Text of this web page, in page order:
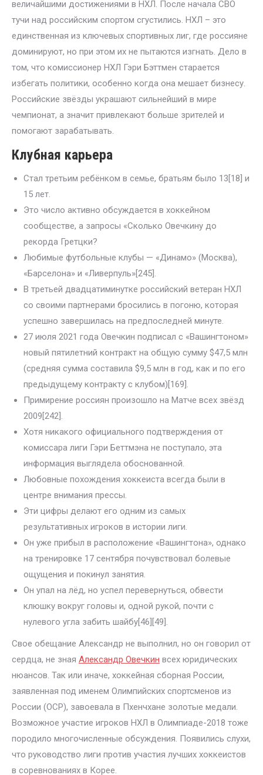
величайшими достижениями в НХЛ. После начала СВО
тучи над российским спортом сгустились. НХЛ – это
единственная из ключевых спортивных лиг, где россияне
доминируют, но при этом их не пытаются изгнать. Дело в
том, что комиссионер НХЛ Гэри Бэттмен старается
избегать политики, особенно когда она мешает бизнесу.
Российские звёзды украшают сильнейший в мире
чемпионат, а значит привлекают больше зрителей и
помогают зарабатывать.
Клубная карьера
Стал третьим ребёнком в семье, братьям было 13[18] и
15 лет.
Это число активно обсуждается в хоккейном
сообществе, а запросы «Сколько Овечкину до
рекорда Гретцки?
Любимые футбольные клубы — «Динамо» (Москва),
«Барселона» и «Ливерпуль»[245].
В третьей двадцатиминутке российский ветеран НХЛ
со своими партнерами бросились в погоню, которая
успешно завершилась на предпоследней минуте.
27 июля 2021 года Овечкин подписал с «Вашингтоном»
новый пятилетний контракт на общую сумму $47,5 млн
(средняя сумма составила $9,5 млн в год, как и по его
предыдущему контракту с клубом)[169].
Примирение россиян произошло на Матче всех звёзд
2009[242].
Хотя никакого официального подтверждения от
комиссара лиги Гэри Беттмэна не поступало, эта
информация выглядела обоснованной.
Любовные похождения хоккеиста всегда были в
центре внимания прессы.
Эти цифры делают его одним из самых
результативных игроков в истории лиги.
Он уже прибыл в расположение «Вашингтона», однако
на тренировке 17 сентября почувствовал болевые
ощущения и покинул занятия.
Он упал на лёд, но успел перевернуться, обвести
клюшку вокруг головы и, одной рукой, почти с
нулевого угла забить шайбу[46][49].
Свое обещание Александр не выполнил, но он говорил от
сердца, не зная Александр Овечкин всех юридических
нюансов. Так или иначе, хоккейная сборная России,
заявленная под именем Олимпийских спортсменов из
России (ОСР), завоевала в Пхенчхане золотые медали.
Возможное участие игроков НХЛ в Олимпиаде-2018 тоже
породило многочисленные обсуждения. Появились слухи,
что руководство лиги против участия лучших хоккеистов
в соревнованиях в Корее.